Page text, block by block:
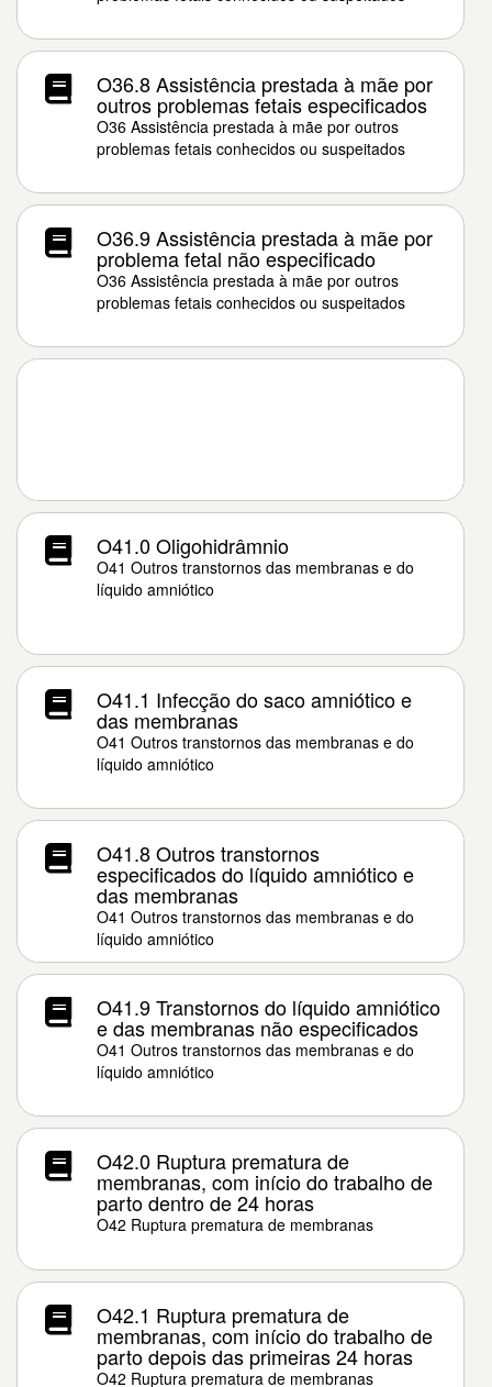
O36.8 Assistência prestada à mãe por
outros problemas fetais especificados
O36 Assistência prestada à mãe por outros
problemas fetais conhecidos ou suspeitados
O36.9 Assistência prestada à mãe por
problema fetal não especificado
O36 Assistência prestada à mãe por outros
problemas fetais conhecidos ou suspeitados
O41.0 Oligohidrâmnio
O41 Outros transtornos das membranas e do
líquido amniótico
O41.1 Infecção do saco amniótico e
das membranas
O41 Outros transtornos das membranas e do
líquido amniótico
O41.8 Outros transtornos
especificados do líquido amniótico e
das membranas
O41 Outros transtornos das membranas e do
líquido amniótico
O41.9 Transtornos do líquido amniótico
e das membranas não especificados
O41 Outros transtornos das membranas e do
líquido amniótico
O42.0 Ruptura prematura de
membranas, com início do trabalho de
parto dentro de 24 horas
O42 Ruptura prematura de membranas
O42.1 Ruptura prematura de
membranas, com início do trabalho de
parto depois das primeiras 24 horas
O42 Ruptura prematura de membranas